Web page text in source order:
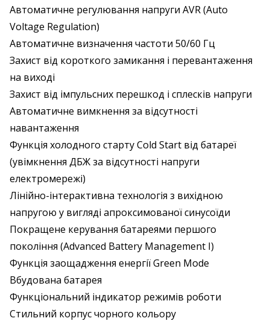
Автоматичне регулювання напруги AVR (Auto
Voltage Regulation)
Автоматичне визначення частоти 50/60 Гц
Захист від короткого замикання і перевантаження
на виході
Захист від імпульсних перешкод і сплесків напруги
Автоматичне вимкнення за відсутності
навантаження
Функція холодного старту Cold Start від батареї
(увімкнення ДБЖ за відсутності напруги
електромережі)
Лінійно-інтерактивна технологія з вихідною
напругою у вигляді апроксимованої синусоїди
Покращене керування батареями першого
покоління (Advanced Battery Management I)
Функція заощадження енергії Green Mode
Вбудована батарея
Функціональний індикатор режимів роботи
Стильний корпус чорного кольору